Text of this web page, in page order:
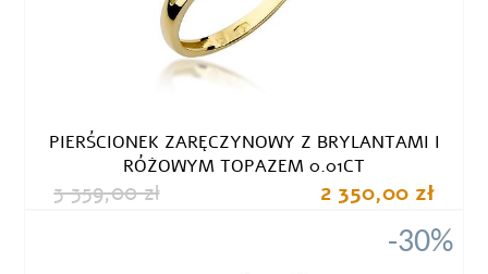
PIERŚCIONEK ZARĘCZYNOWY Z BRYLANTAMI I
RÓŻOWYM TOPAZEM 0.01CT
3 359,00 zł 2 350,00 zł
-30%